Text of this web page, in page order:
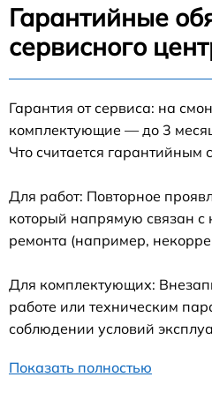
Гарантийные
сервисного
Гарантия от сервиса: на
комплектующие — до 3
Что считается гарантийным
Для работ: Повторное
который напрямую связан с
ремонта (например,
Для комплектующих:
работе или техническим
соблюдении условий
Показать полностью